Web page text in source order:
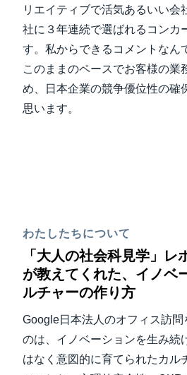
リエイティブで活気あるいい会
社に３年連続で選ばれるコンカ
す。私からできるコメントなん
このままのペースでお客様の業
め、日本企業の競争優位性の確
思います。
わたしたちについて
「大人の社会科見学」
が教えてくれた、イノベ
ルチャーの作り方
Google日本法人のオフィス訪問
のは、イノベーションを生み続
はなく意図的に育てられたカル